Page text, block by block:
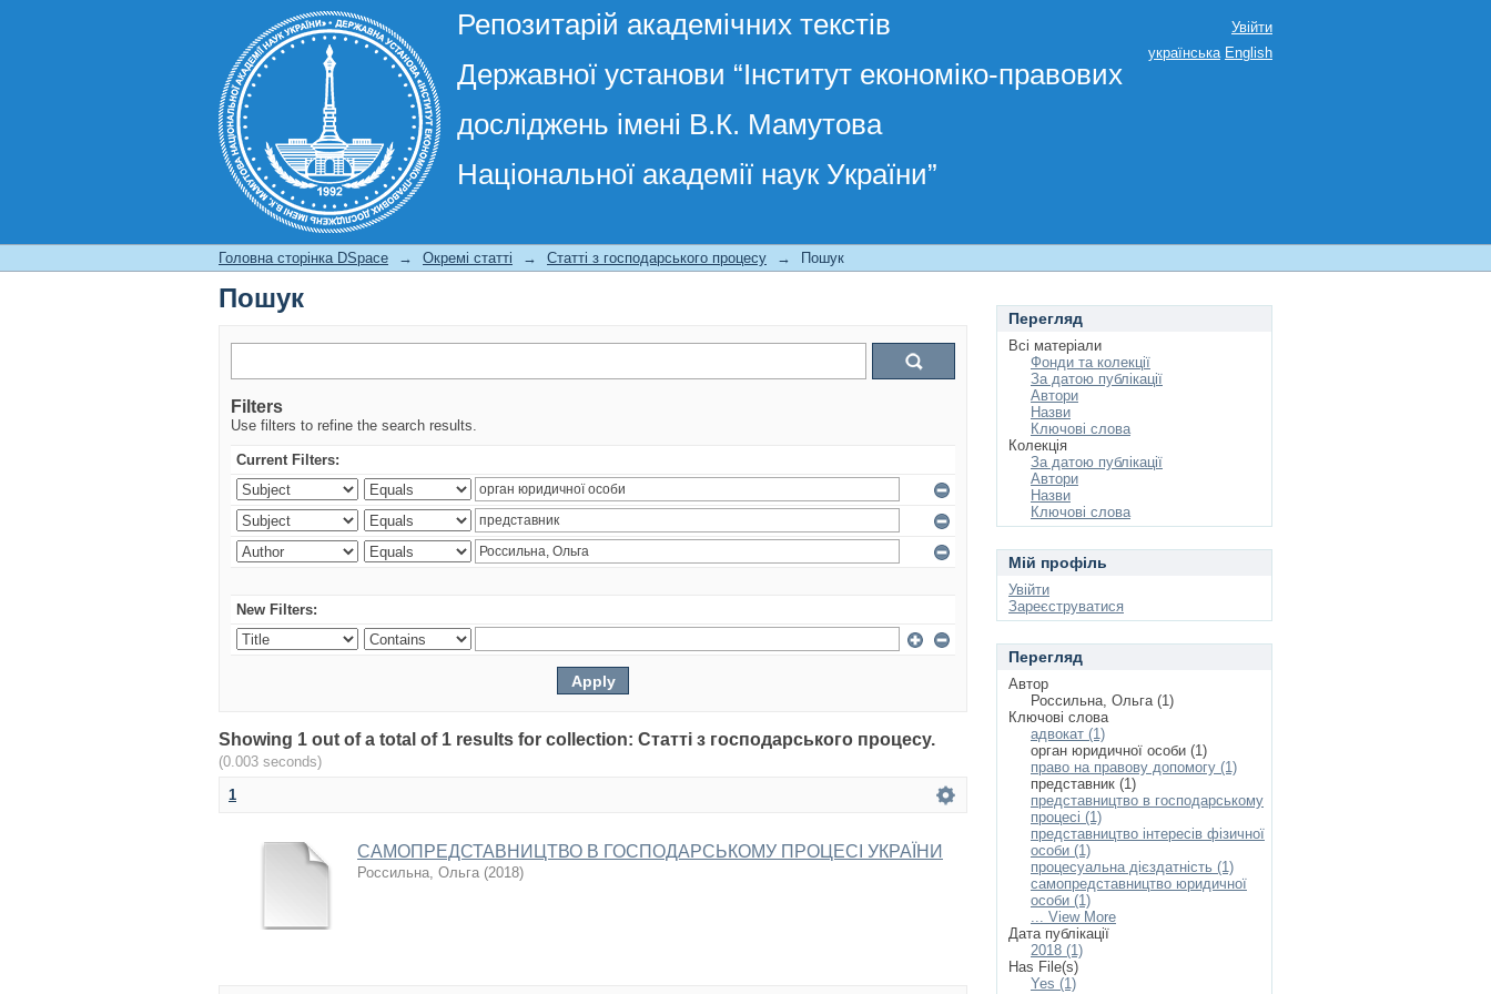
Репозитарій академічних текстів
Державної установи “Інститут економіко-правових
досліджень імені В.К. Мамутова
Національної академії наук України”
Пошук
Увійти
українська English
Головна сторінка DSpace → Окремі статті → Статті з господарського процесу → Пошук
Пошук
Filters
Use filters to refine the search results.
Current Filters:
New Filters:
Showing 1 out of a total of 1 results for collection: Статті з господарського процесу.
(0.003 seconds)
1
САМОПРЕДСТАВНИЦТВО В ГОСПОДАРСЬКОМУ ПРОЦЕСІ УКРАЇНИ
Россильна, Ольга (2018)
Перегляд
Всі матеріали
Фонди та колекції
За датою публікації
Автори
Назви
Ключові слова
Колекція
За датою публікації
Автори
Назви
Ключові слова
Мій профіль
Увійти
Зареєструватися
Перегляд
Автор
Россильна, Ольга (1)
Ключові слова
адвокат (1)
орган юридичної особи (1)
право на правову допомогу (1)
представник (1)
представництво в господарському
процесі (1)
представництво інтересів фізичної
особи (1)
процесуальна дієздатність (1)
самопредставництво юридичної
особи (1)
... View More
Дата публікації
2018 (1)
Has File(s)
Yes (1)